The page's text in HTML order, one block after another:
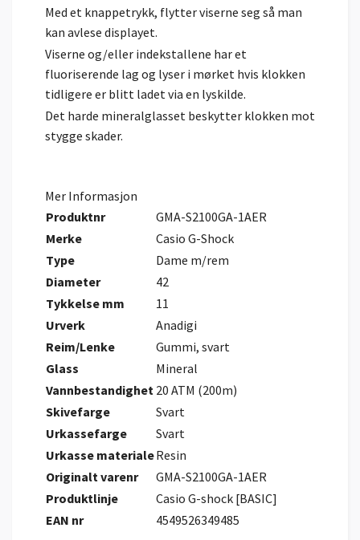
Med et knappetrykk, flytter viserne seg så man
kan avlese displayet.
Viserne og/eller indekstallene har et
fluoriserende lag og lyser i mørket hvis klokken
tidligere er blitt ladet via en lyskilde.
Det harde mineralglasset beskytter klokken mot
stygge skader.
Mer Informasjon
Produktnr
GMA-S2100GA-1AER
Merke
Casio G-Shock
Type
Dame m/rem
Diameter
42
Tykkelse mm
11
Urverk
Anadigi
Reim/Lenke
Gummi, svart
Glass
Mineral
Vannbestandighet 20 ATM (200m)
Skivefarge
Svart
Urkassefarge
Svart
Urkasse materialeResin
Originalt varenr
GMA-S2100GA-1AER
Produktlinje
Casio G-shock [BASIC]
EAN nr
4549526349485